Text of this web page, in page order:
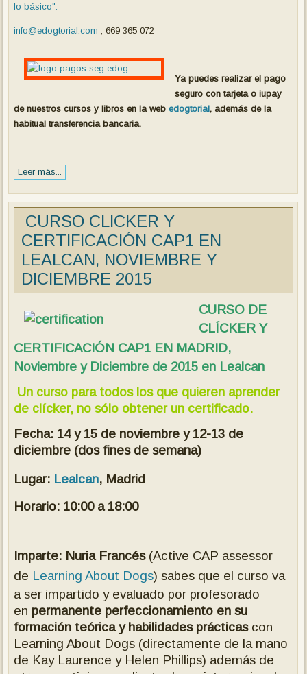
lo básico".
info@edogtorial.com ; 669 365 072
Ya puedes realizar el pago
seguro con tarjeta o iupay
de nuestros cursos y libros en la web edogtorial, además de la
habitual transferencia bancaria.
Leer más...
CURSO CLICKER Y
CERTIFICACIÓN CAP1 EN
LEALCAN, NOVIEMBRE Y
DICIEMBRE 2015
CURSO DE
CLÍCKER Y
CERTIFICACIÓN CAP1 EN MADRID,
Noviembre y Diciembre de 2015 en Lealcan
Un curso para todos los que quieren aprender
de clícker, no sólo obtener un certificado.
Fecha: 14 y 15 de noviembre y 12-13 de
diciembre (dos fines de semana)
Lugar: Lealcan, Madrid
Horario: 10:00 a 18:00
Imparte: Nuria Francés(Active CAP assessor
de Learning About Dogs) sabes que el curso va
a ser impartido y evaluado por profesorado
en permanente perfeccionamiento en su
formación teórica y habilidades prácticascon
Learning About Dogs (directamente de la mano
de Kay Laurence y Helen Phillips) además de